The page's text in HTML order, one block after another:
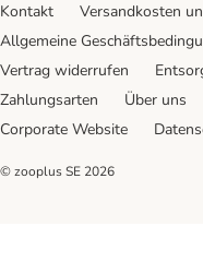
Kontakt Versandkosten
Allgemeine
Vertrag widerrufen
Zahlungsarten
Über uns
Corporate Website
© zooplus SE 2026